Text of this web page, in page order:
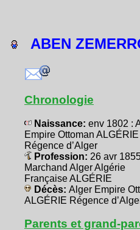
ABEN
Chronologie
Naissance: env 1802 :
Empire Ottoman ALGÉRIE
Régence d’Alger
Profession: 26 avr
Marchand Alger Algérie
Française ALGÉRIE
Décès: Alger Empire
ALGÉRIE Régence
Parents et grand-